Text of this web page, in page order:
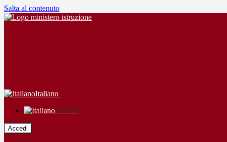
Salta al contenuto
Italiano
Italiano
Accedi